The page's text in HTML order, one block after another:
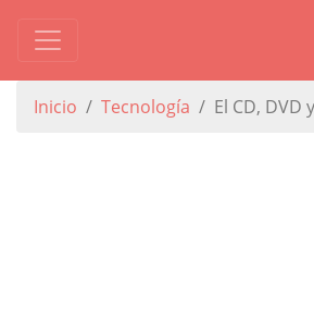
Inicio Tecnología El CD,